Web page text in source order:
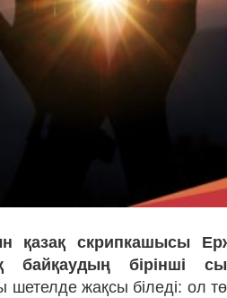
скрипкашысы
байқаудың бірінші
шетелде жақсы біледі: ол